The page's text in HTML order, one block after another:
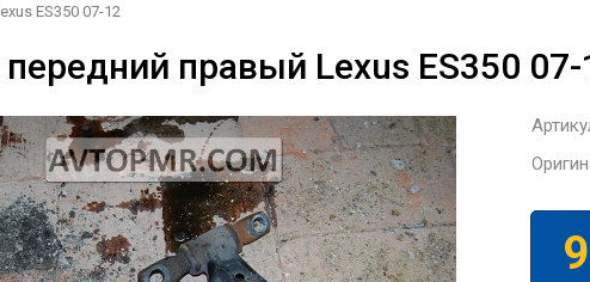
ES350 07-12
правый Lexus ES350